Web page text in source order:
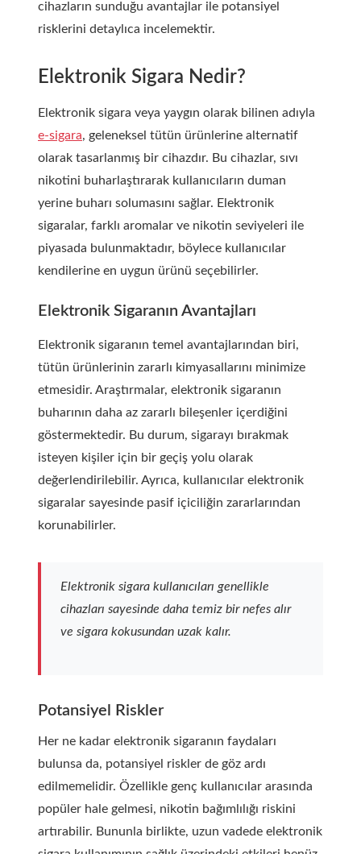
cihazların sunduğu avantajlar ile potansiyel
risklerini detaylıca incelemektir.
Elektronik Sigara Nedir?
Elektronik sigara veya yaygın olarak bilinen adıyla
e-sigara, geleneksel tütün ürünlerine alternatif
olarak tasarlanmış bir cihazdır. Bu cihazlar, sıvı
nikotini buharlaştırarak kullanıcıların duman
yerine buharı solumasını sağlar. Elektronik
sigaralar, farklı aromalar ve nikotin seviyeleri ile
piyasada bulunmaktadır, böylece kullanıcılar
kendilerine en uygun ürünü seçebilirler.
Elektronik Sigaranın Avantajları
Elektronik sigaranın temel avantajlarından biri,
tütün ürünlerinin zararlı kimyasallarını minimize
etmesidir. Araştırmalar, elektronik sigaranın
buharının daha az zararlı bileşenler içerdiğini
göstermektedir. Bu durum, sigarayı bırakmak
isteyen kişiler için bir geçiş yolu olarak
değerlendirilebilir. Ayrıca, kullanıcılar elektronik
sigaralar sayesinde pasif içiciliğin zararlarından
korunabilirler.
Elektronik sigara kullanıcıları genellikle
cihazları sayesinde daha temiz bir nefes alır
ve sigara kokusundan uzak kalır.
Potansiyel Riskler
Her ne kadar elektronik sigaranın faydaları
bulunsa da, potansiyel riskler de göz ardı
edilmemelidir. Özellikle genç kullanıcılar arasında
popüler hale gelmesi, nikotin bağımlılığı riskini
artırabilir. Bununla birlikte, uzun vadede elektronik